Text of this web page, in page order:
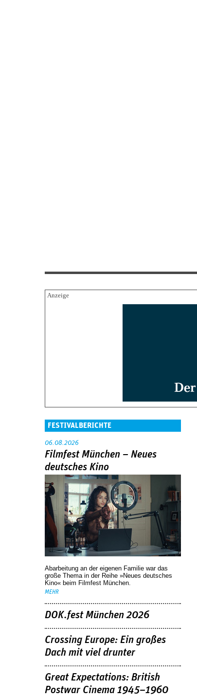
FESTIVALBERICHTE
06.08.2026
Filmfest München – Neues
deutsches Kino
Abarbeitung an der eigenen Familie war das
große Thema in der Reihe »Neues deutsches
Kino« beim Filmfest München.
MEHR
DOK.fest München 2026
Crossing Europe: Ein großes
Dach mit viel drunter
Great Expectations: British
Postwar Cinema 1945–1960